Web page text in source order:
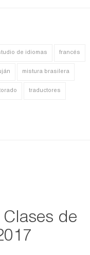
de idiomas francés
mistura brasilera
traductores
de